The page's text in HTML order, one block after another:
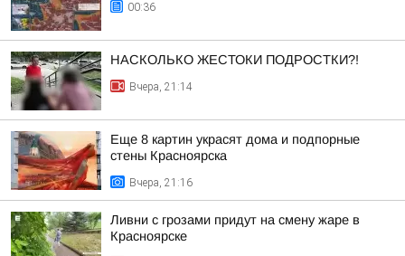
00:36
НАСКОЛЬКО ЖЕСТОКИ ПОДРОСТКИ?!
Вчера, 21:14
Еще 8 картин украсят дома и подпорные
стены Красноярска
Вчера, 21:16
Ливни с грозами придут на смену жаре в
Красноярске